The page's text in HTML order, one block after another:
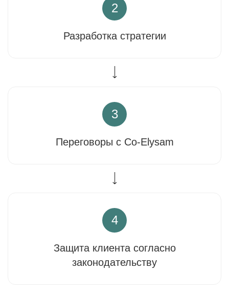
2
Разработка стратегии
3
Переговоры с Co-Elysam
4
Защита клиента согласно
законодательству